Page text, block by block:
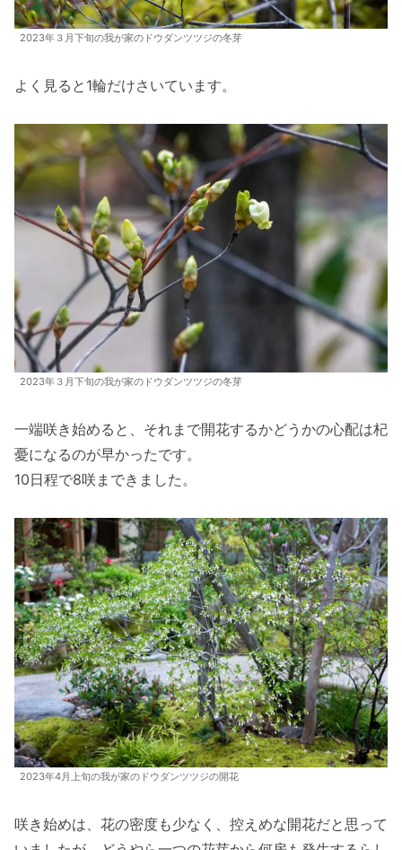
2023年３月下旬の我が家のドウダンツツジの冬芽
よく見ると1輪だけさいています。
2023年３月下旬の我が家のドウダンツツジの冬芽
一端咲き始めると、それまで開花するかどうかの心配は杞
憂になるのが早かったです。
10日程で8咲まできました。
2023年4月上旬の我が家のドウダンツツジの開花
咲き始めは、花の密度も少なく、控えめな開花だと思って